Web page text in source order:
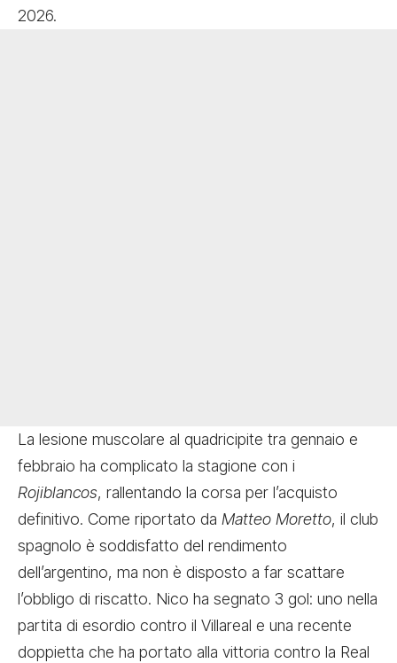
2026.
La lesione muscolare al quadricipite tra gennaio e
febbraio ha complicato la stagione con i
Rojiblancos, rallentando la corsa per l’acquisto
definitivo. Come riportato da Matteo Moretto, il club
spagnolo è soddisfatto del rendimento
dell’argentino, ma non è disposto a far scattare
l’obbligo di riscatto. Nico ha segnato 3 gol: uno nella
partita di esordio contro il Villareal e una recente
doppietta che ha portato alla vittoria contro la Real